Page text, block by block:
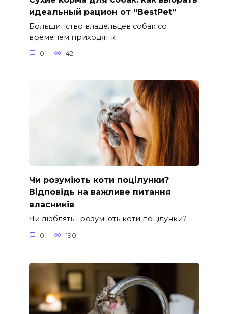
идеальный рацион от “BestPet”
Большинство владельцев собак со
временем приходят к
0 42
Чи розуміють коти поцілунки?
Відповідь на важливе питання
власників
Чи люблять і розуміють коти поцілунки? –
0 190